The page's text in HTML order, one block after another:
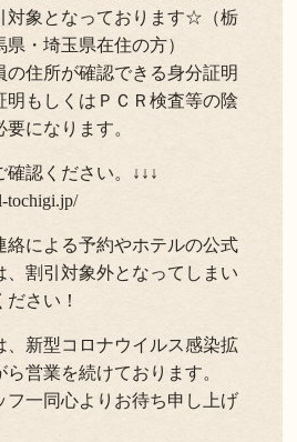
対象となっております☆（栃
・埼玉県在住の方）
の住所が確認できる身分証明
明もしくはＰＣＲ検査等の陰
になります。
認ください。↓↓↓
tochigi.jp/
による予約やホテルの公式
、割引対象外となってしまい
さい！
、新型コロナウイルス感染拡
営業を続けております。
フ一同心よりお待ち申し上げ